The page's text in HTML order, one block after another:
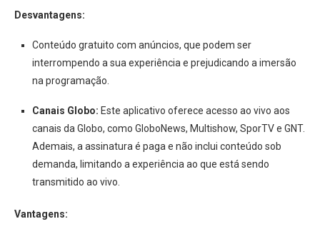
Desvantagens:
Conteúdo gratuito com anúncios, que podem ser
interrompendo a sua experiência e prejudicando a imersão
na programação.
Canais Globo: Este aplicativo oferece acesso ao vivo aos
canais da Globo, como GloboNews, Multishow, SporTV e GNT.
Ademais, a assinatura é paga e não inclui conteúdo sob
demanda, limitando a experiência ao que está sendo
transmitido ao vivo.
Vantagens: